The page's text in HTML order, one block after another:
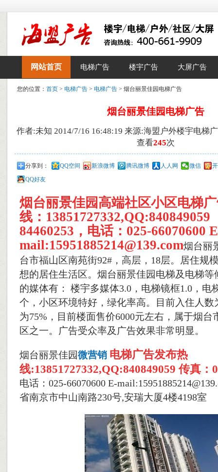
网站首页 电梯广告 楼宇广告 大屏广告
您的位置： 首页 > 电梯广告 > 电梯广告 > 烟台丽景佳园电梯广告
烟台丽景佳园电梯广告
作者:未知 2014/7/16 16:48:19 来源:海盟户外楼宇电梯
查看245次
分享到： QQ空间 新浪微博 腾讯微博 人人网 微信
QQ好友
烟台丽景佳园高端社区小区电梯
线：13851727332,QQ:840849059
84460253，电话：025-66070600
mail:15951885214@139.com烟台丽
台市福山区南苑街92#，高层，18层。居住规
想的居住生活区。烟台丽景佳园电梯及电梯等
的媒体有： 楼宇多媒体3.0，电梯镜框1.0，电
个，小区环境特好，绿化率高。目前入住人数
为75%，目前楼面售价6000元左右，属于烟台
区之一。广告受众率及广告效果非常明显。
烟台丽景佳园微营销 电梯广告发布热
线:13851727332,QQ:840849059 传真：
电话：025-66070600 E-
省南京市中山南路230号,安瑞大厦4楼4198室